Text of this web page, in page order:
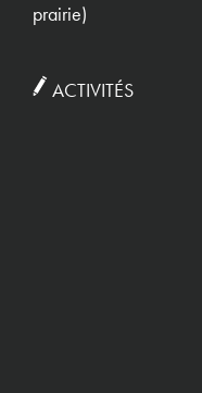
prairie)
ACTIVITÉS